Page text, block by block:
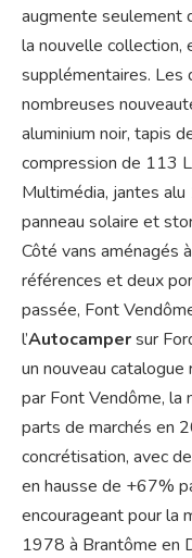
augmente seulement
la nouvelle collection,
supplémentaires.
nombreuses
aluminium noir, tapis
compression de 113
Multimédia, jantes
panneau solaire et
Côté vans aménagés
références et deux
passée, Font
l’Autocampersur
un nouveau
par Font Vendôme, la
parts de marchés en
concrétisation, avec
en hausse de +67%
encourageant pour la
1978 à Brantôme en